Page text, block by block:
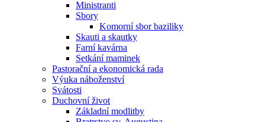
Ministranti
Sbory
Komorní sbor baziliky
Skauti a skautky
Farní kavárna
Setkání maminek
Pastorační a ekonomická rada
Výuka náboženství
Svátosti
Duchovní život
Základní modlitby